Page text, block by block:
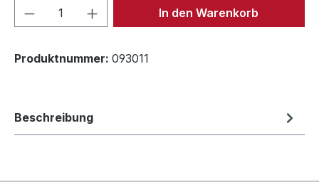
Produkt Anzahl: Gib denIn den Warenkorb
Produktnummer: 093011
Beschreibung